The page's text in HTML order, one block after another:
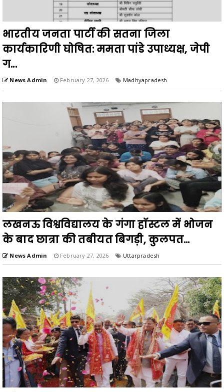
भारतीय जनता पार्टी की सतना जिला
कार्यकारिणी घोषित: ममता पांडे उपाध्यक्ष, जेपी
ग...
News Admin February 27, 2026 Madhyapradesh
लखनऊ विश्वविद्यालय के गंगा हॉस्टल में भोजन
के बाद छात्रा की तबीयत बिगड़ी, कुलपत...
News Admin February 27, 2026 Uttarpradesh